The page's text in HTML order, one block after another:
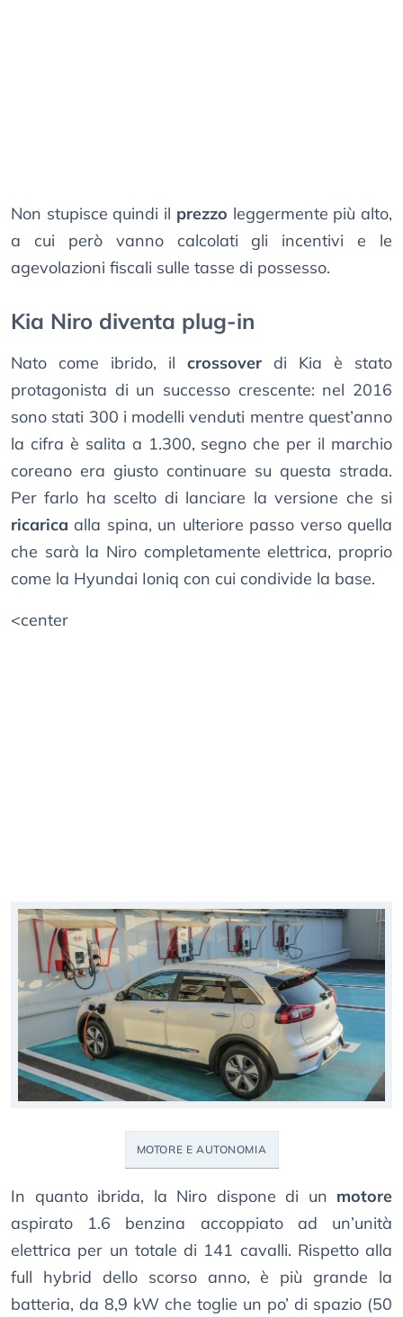
Non stupisce quindi il prezzo leggermente più alto,
a cui però vanno calcolati gli incentivi e le
agevolazioni fiscali sulle tasse di possesso.
Kia Niro diventa plug-in
Nato come ibrido, il crossover di Kia è stato
protagonista di un successo crescente: nel 2016
sono stati 300 i modelli venduti mentre quest’anno
la cifra è salita a 1.300, segno che per il marchio
coreano era giusto continuare su questa strada.
Per farlo ha scelto di lanciare la versione che si
ricarica alla spina, un ulteriore passo verso quella
che sarà la Niro completamente elettrica, proprio
come la Hyundai Ioniq con cui condivide la base.
<center
MOTORE E AUTONOMIA
In quanto ibrida, la Niro dispone di un motore
aspirato 1.6 benzina accoppiato ad un’unità
elettrica per un totale di 141 cavalli. Rispetto alla
full hybrid dello scorso anno, è più grande la
batteria, da 8,9 kW che toglie un po’ di spazio (50